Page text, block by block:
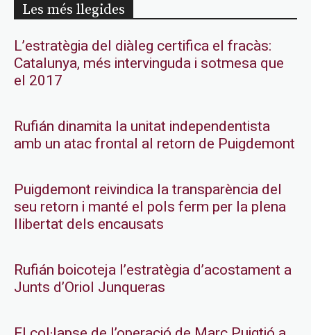
Les més llegides
L’estratègia del diàleg certifica el fracàs:
Catalunya, més intervinguda i sotmesa que
el 2017
Rufián dinamita la unitat independentista
amb un atac frontal al retorn de Puigdemont
Puigdemont reivindica la transparència del
seu retorn i manté el pols ferm per la plena
llibertat dels encausats
Rufián boicoteja l’estratègia d’acostament a
Junts d’Oriol Junqueras